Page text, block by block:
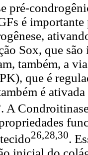
pré-
é
Sox, que
também, a
que é
é
. A
26,28,30.